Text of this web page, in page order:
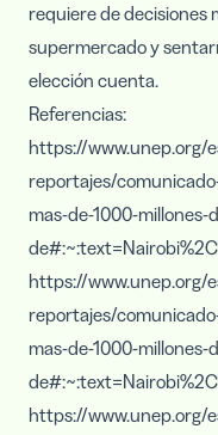
requiere de decisiones
supermercado y
elección cuenta.
Referencias:
https://www.unep.org/
reportajes/
mas-de-1000-millones-
https://www.unep.org/
reportajes/
mas-de-1000-millones-
https://www.unep.org/